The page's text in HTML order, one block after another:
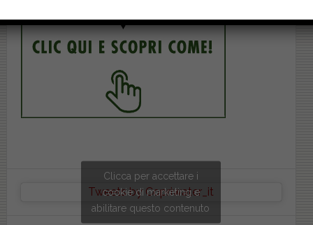
Tweets by Copriwater_it
Clicca per accettare i
cookie di marketing e
abilitare questo contenuto